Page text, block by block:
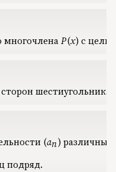
многочленаP(x)
P(x) с
(a_n)
(an)
подряд.